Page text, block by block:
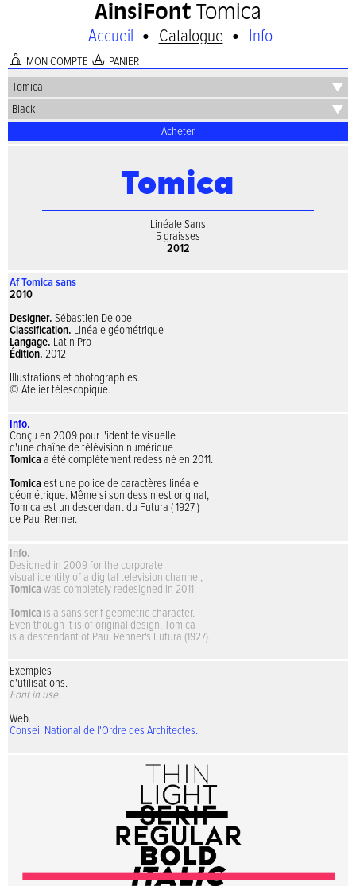
A MON COMPTE I PANIER
AinsiFont Tomica
Accueil • Catalogue • Info
Acheter
Linéale Sans
5 graisses
2012
Af Tomica sans
2010
Designer. Sébastien Delobel
Classification. Linéale géométrique
Langage. Latin Pro
Édition. 2012
Illustrations et photographies.
© Atelier télescopique.
Info.
Conçu en 2009 pour l'identité visuelle
d'une chaîne de télévision numérique.
Tomica a été complètement redessiné en 2011.
Tomica est une police de caractères linéale
géométrique. Même si son dessin est original,
Tomica est un descendant du Futura ( 1927 )
de Paul Renner.
Info.
Designed in 2009 for the corporate
visual identity of a digital television channel,
Tomica was completely redesigned in 2011.
Tomica is a sans serif geometric character.
Even though it is of original design, Tomica
is a descendant of Paul Renner's Futura (1927).
Exemples
d'utilisations.
Font in use.
Web.
Conseil National de l'Ordre des Architectes.